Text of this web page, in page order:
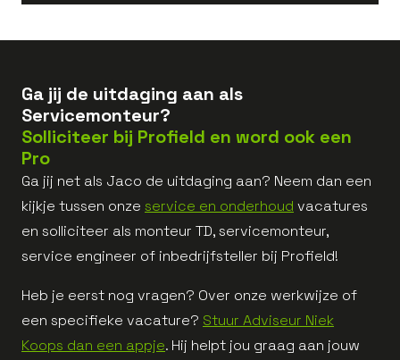
Ga jij de uitdaging aan als
Servicemonteur?
Solliciteer bij Profield en word ook een
Pro
Ga jij net als Jaco de uitdaging aan? Neem dan een
kijkje tussen onze service en onderhoud vacatures
en solliciteer als monteur TD, servicemonteur,
service engineer of inbedrijfsteller bij Profield!
Heb je eerst nog vragen? Over onze werkwijze of
een specifieke vacature? Stuur Adviseur Niek
Koops dan een appje. Hij helpt jou graag aan jouw